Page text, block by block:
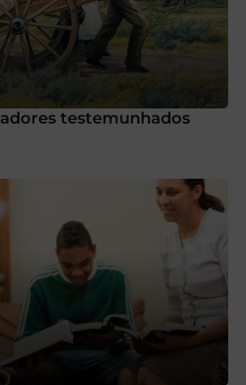
testemunhados